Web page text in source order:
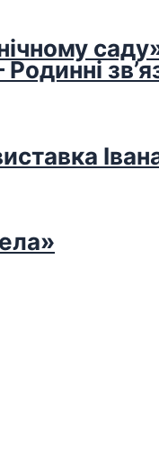
Родинні